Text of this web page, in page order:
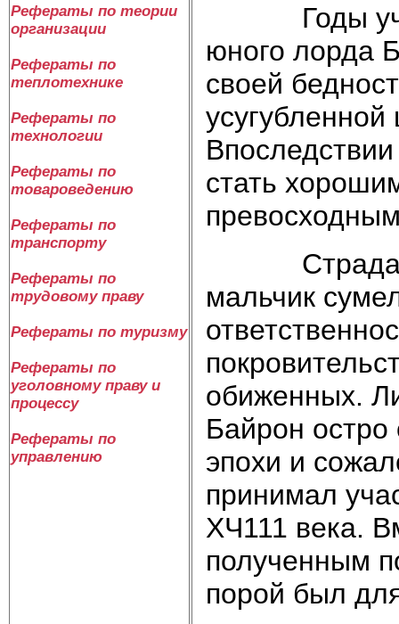
Рефераты по теории
организации
Рефераты по
теплотехнике
Рефераты по
технологии
Рефераты по
товароведению
Рефераты по
транспорту
Рефераты по
трудовому праву
Рефераты по туризму
Рефераты по
уголовному праву и
процессу
Рефераты по
управлению
Годы
юного лорда
своей
стать
Страдая
мальчик
обиженных.
Байрон
эпохи и
принимал
ХЧ111 века.
полученным
порой был